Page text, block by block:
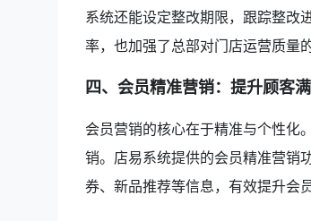
系统还能设定整改期限，跟踪整改
率，也加强了总部对门店运营质量
四、会员精准营销：提升顾客
会员营销的核心在于精准与个性化
销。店易系统提供的会员精准营销
券、新品推荐等信息，有效提升会